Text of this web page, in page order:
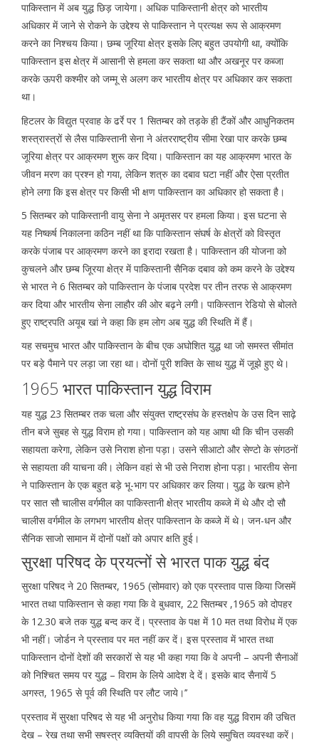
पाकिस्तान में अब युद्ध छिड़ जायेगा। अधिक पाकिस्तानी क्षेत्र को भारतीय
अधिकार में जाने से रोकने के उद्देश्य से पाकिस्तान ने प्रत्यक्ष रूप से आक्रमण
करने का निश्चय किया। छम्ब जूरिया क्षेत्र इसके लिए बहुत उपयोगी था, क्योंकि
पाकिस्तान इस क्षेत्र में आसानी से हमला कर सकता था और अखनूर पर कब्जा
करके ऊपरी कश्मीर को जम्मू से अलग कर भारतीय क्षेत्र पर अधिकार कर सकता
था।
हिटलर के विद्युत प्रवाह के ढर्रे पर 1 सितम्बर को तड़के ही टैंकों और आधुनिकतम
शस्त्रास्त्रों से लैस पाकिस्तानी सेना ने अंतरराष्ट्रीय सीमा रेखा पार करके छम्ब
जूरिया क्षेत्र पर आक्रमण शुरू कर दिया। पाकिस्तान का यह आक्रमण भारत के
जीवन मरण का प्रश्न हो गया, लेकिन शत्रु का दबाव घटा नहीं और ऐसा प्रतीत
होने लगा कि इस क्षेत्र पर किसी भी क्षण पाकिस्तान का अधिकार हो सकता है।
5 सितम्बर को पाकिस्तानी वायु सेना ने अमृतसर पर हमला किया। इस घटना से
यह निष्कर्ष निकालना कठिन नहीं था कि पाकिस्तान संघर्ष के क्षेत्रों को विस्तृत
करके पंजाब पर आक्रमण करने का इरादा रखता है। पाकिस्तान की योजना को
कुचलने और छम्ब जूिरया क्षेत्र में पाकिस्तानी सैनिक दबाव को कम करने के उद्देश्य
से भारत ने 6 सितम्बर को पाकिस्तान के पंजाब प्रदेश पर तीन तरफ से आक्रमण
कर दिया और भारतीय सेना लाहौर की ओर बढ़ने लगी। पाकिस्तान रेडियो से बोलते
हुए राष्ट्रपति अयूब खां ने कहा कि हम लोग अब युद्ध की स्थिति में हैं।
यह सचमुच भारत और पाकिस्तान के बीच एक अघोशित युद्ध था जो समस्त सीमांत
पर बड़े पैमाने पर लड़ा जा रहा था। दोनों पूरी शक्ति के साथ युद्ध में जूझे हुए थे।
1965 भारत पाकिस्तान युद्ध विराम
यह युद्ध 23 सितम्बर तक चला और संयुक्त राष्ट्रसंघ के हस्तक्षेप के उस दिन साढ़े
तीन बजे सुबह से युद्ध विराम हो गया। पाकिस्तान को यह आषा थी कि चीन उसकी
सहायता करेगा, लेकिन उसे निराश होना पड़ा। उसने सीआटो और सेण्टो के संगठनों
से सहायता की याचना की। लेकिन वहां से भी उसे निराश होना पड़ा। भारतीय सेना
ने पाकिस्तान के एक बहुत बड़े भू-भाग पर अधिकार कर लिया। युद्ध के खत्म होने
पर सात सौ चालीस वर्गमील का पाकिस्तानी क्षेत्र भारतीय कब्जे में थे और दो सौ
चालीस वर्गमील के लगभग भारतीय क्षेत्र पाकिस्तान के कब्जे में थे। जन-धन और
सैनिक साजो सामान में दोनों पक्षों को अपार क्षति हुई।
सुरक्षा परिषद के प्रयत्नों से भारत पाक युद्ध बंद
सुरक्षा परिषद ने 20 सितम्बर, 1965 (सोमवार) को एक प्रस्ताव पास किया जिसमें
भारत तथा पाकिस्तान से कहा गया कि वे बुधवार, 22 सितम्बर ,1965 को दोपहर
के 12.30 बजे तक युद्ध बन्द कर दें। प्रस्ताव के पक्ष में 10 मत तथा विरोध में एक
भी नहीं। जोर्डन ने प्रस्ताव पर मत नहीं कर दें। इस प्रस्ताव में भारत तथा
पाकिस्तान दोनों देशों की सरकारों से यह भी कहा गया कि वे अपनी – अपनी सैनाओं
को निश्चित समय पर युद्ध – विराम के लिये आदेश दे दें। इसके बाद सैनायें 5
अगस्त, 1965 से पूर्व की स्थिति पर लौट जाये।’’
प्रस्ताव में सुरक्षा परिषद से यह भी अनुरोध किया गया कि वह युद्ध विराम की उचित
देख – रेख तथा सभी सषस्त्र व्यक्तियों की वापसी के लिये समुचित व्यवस्था करें।